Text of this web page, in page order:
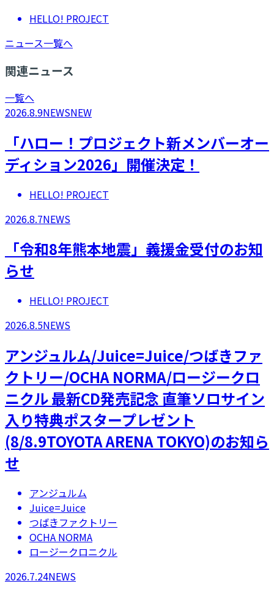
HELLO! PROJECT
ニュース一覧へ
関連ニュース
一覧へ
2026.8.9NEWSNEW
「ハロー！プロジェクト新メンバーオー
ディション2026」開催決定！
HELLO! PROJECT
2026.8.7NEWS
「令和8年熊本地震」義援金受付のお知
らせ
HELLO! PROJECT
2026.8.5NEWS
アンジュルム/Juice=Juice/つばきファ
クトリー/OCHA NORMA/ロージークロ
ニクル 最新CD発売記念 直筆ソロサイン
入り特典ポスタープレゼント
(8/8.9TOYOTA ARENA TOKYO)のお知ら
せ
アンジュルム
Juice=Juice
つばきファクトリー
OCHA NORMA
ロージークロニクル
2026.7.24NEWS